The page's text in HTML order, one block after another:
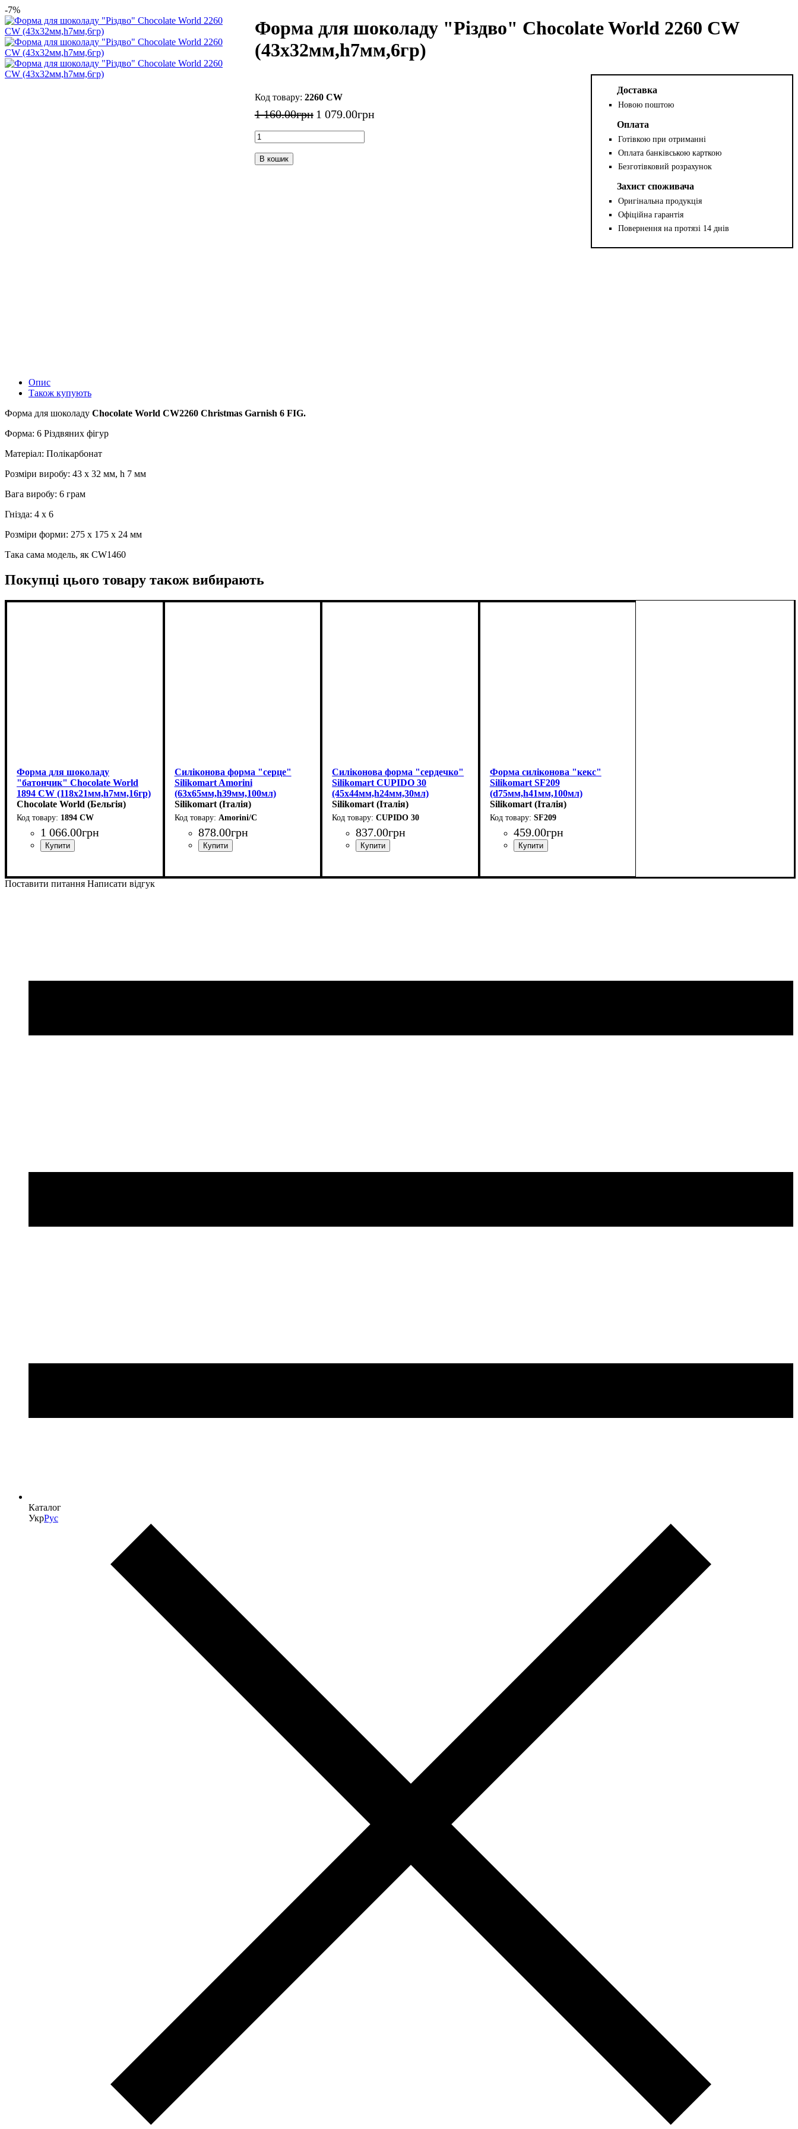
-7%
Форма для шоколаду "Різдво" Chocolate World 2260 CW
(43x32мм,h7мм,6гр)
2260 CW
1 160.00грн 1 079.00грн
В кошик
Доставка
Новою поштою
Оплата
Готівкою при отриманні
Оплата банківською карткою
Безготівковий розрахунок
Захист споживача
Оригінальна продукція
Офіційна гарантія
Повернення на протязі 14 днів
Опис
Також купують
Форма для шоколаду Chocolate World CW2260 Christmas Garnish 6 FIG.
Форма: 6 Різдвяних фігур
Матеріал: Полікарбонат
Розміри виробу: 43 x 32 мм, h 7 мм
Вага виробу: 6 грам
Гнізда: 4 x 6
Розміри форми: 275 x 175 x 24 мм
Така сама модель, як CW1460
Покупці цього товару також вибирають
Форма для шоколаду
"батончик" Chocolate World
1894 CW (118x21мм,h7мм,16гр)
Chocolate World (Бельгія)
1894 CW
1 066.00грн
Силіконова форма "серце"
Silikomart Amorini
(63х65мм,h39мм,100мл)
Silikomart (Італія)
Amorini/C
878.00грн
Силіконова форма "сердечко"
Silikomart CUPIDO 30
(45x44мм,h24мм,30мл)
Silikomart (Італія)
CUPIDO 30
837.00грн
Форма силіконова "кекс"
Silikomart SF209
(d75мм,h41мм,100мл)
Silikomart (Італія)
SF209
459.00грн
Поставити питання Написати відгук
Каталог
УкрРус